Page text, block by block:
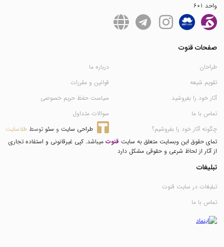
واحد 601
صفحات قنوت
طراحان
تقویم شیعه
آثار خود را بفروشید
تماس با ما
چگونه آثار خود را بفروشیم؟
درباره ما
قوانین و مقررات
سیاست حفظ حریم خصوصی
سوالات متداول
طراحی سایت و سئو توسط طلاسایت
تمای حقوق این وبسایت متعلق به سایت قنوت میباشد. کپی غیرقانونی و استفاده تجاری
از آثار از لحاظ شرعی و حقوقی مشکل دارد
تبلیغات
تبلیغات در سایت قنوت
تماس با ما